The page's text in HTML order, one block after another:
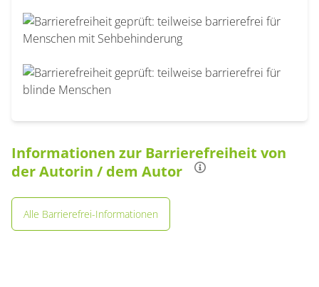
Informationen zur Barrierefreiheit von
der Autorin / dem Autor
Alle Barrierefrei-Informationen